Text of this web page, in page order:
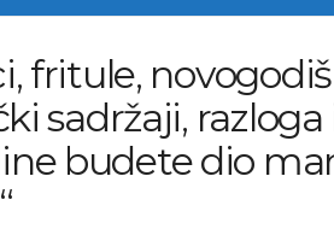
fritule,
sadržaji, razloga
budete dio